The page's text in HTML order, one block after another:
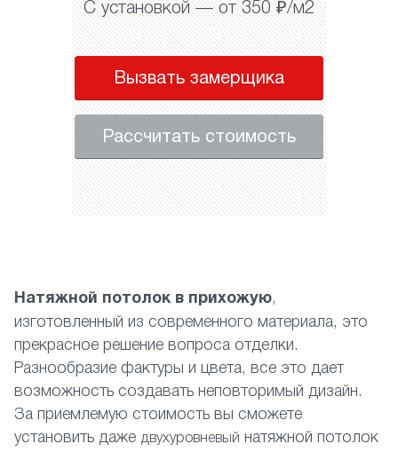
С установкой — от 350 ₽/м2
Вызвать замерщика
Рассчитать стоимость
Натяжной потолок в прихожую,
изготовленный из современного материала, это
прекрасное решение вопроса отделки.
Разнообразие фактуры и цвета, все это дает
возможность создавать неповторимый дизайн.
За приемлемую стоимость вы сможете
установить даже двухуровневый натяжной потолок